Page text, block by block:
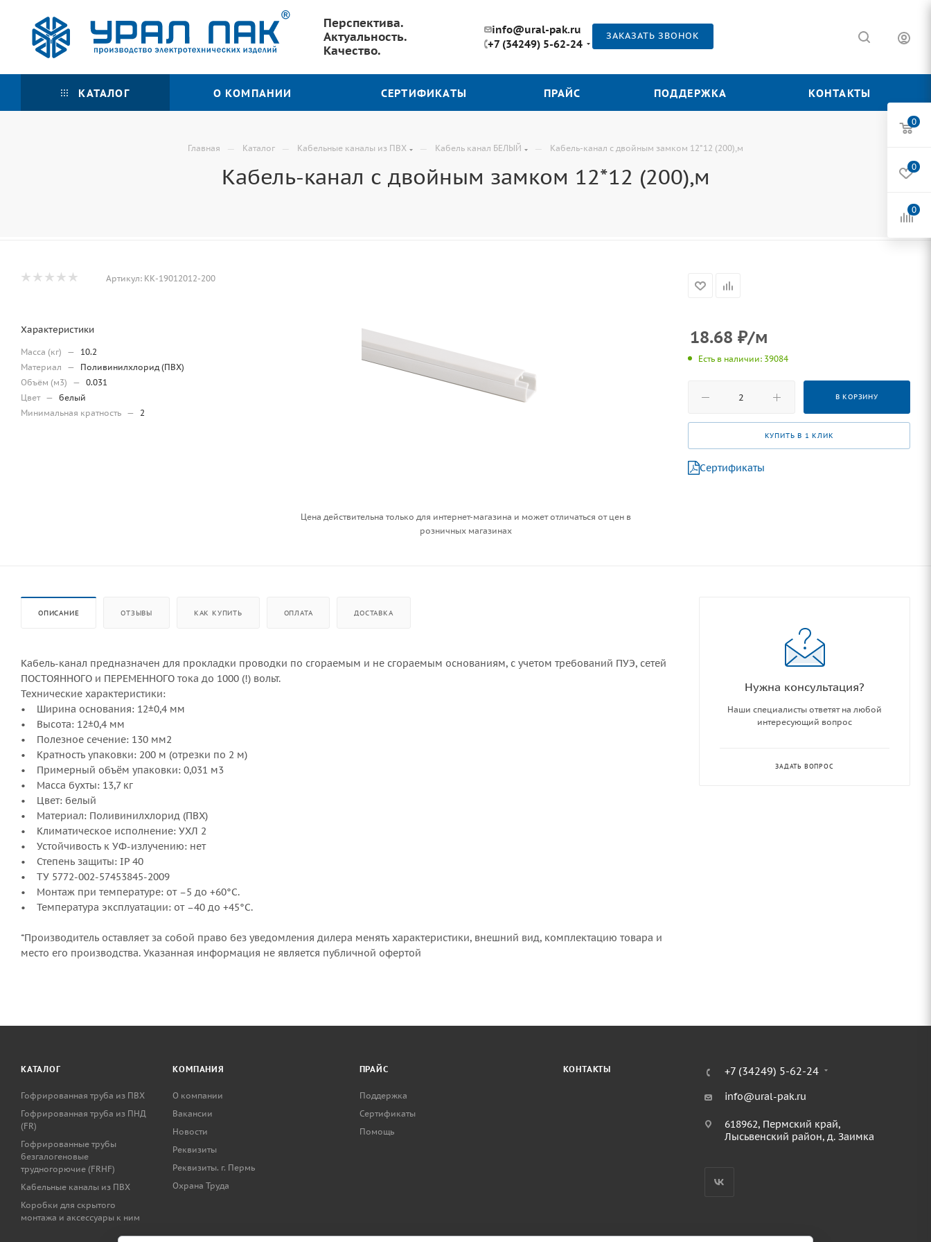
Перспектива.
Актуальность.
Качество.
info@ural-pak.ru
+7 (34249) 5-62-24
ЗАКАЗАТЬ ЗВОНОК
КАТАЛОГ О КОМПАНИИ СЕРТИФИКАТЫ ПРАЙС ПОДДЕРЖКА КОНТАКТЫ
Главная — Каталог — Кабельные каналы из ПВХ — Кабель канал БЕЛЫЙ — Кабель-канал с двойным замком 12*12 (200),м
Кабель-канал с двойным замком 12*12 (200),м
Цена действительна только для интернет-магазина и может отличаться от цен в
розничных магазинах
Артикул: КК-19012012-200
Характеристики
Масса (кг) —
10.2
Материал
—
Поливинилхлорид (ПВХ)
Объём (м3)
— 0.031
Цвет — белый
Минимальная кратность — 2
18.68 ₽/м
Есть в наличии: 39084
В КОРЗИНУ
КУПИТЬ В 1 КЛИК
Сертификаты
ОПИСАНИЕ ОТЗЫВЫ КАК КУПИТЬ ОПЛАТА ДОСТАВКА
Кабель-канал предназначен для прокладки проводки по сгораемым и не сгораемым основаниям, с учетом требований ПУЭ, сетей
ПОСТОЯННОГО и ПЕРЕМЕННОГО тока до 1000 (!) вольт.
Технические характеристики:
• Ширина основания: 12±0,4 мм
• Высота: 12±0,4 мм
• Полезное сечение: 130 мм2
• Кратность упаковки: 200 м (отрезки по 2 м)
• Примерный объём упаковки: 0,031 м3
• Масса бухты: 13,7 кг
• Цвет: белый
• Материал: Поливинилхлорид (ПВХ)
• Климатическое исполнение: УХЛ 2
• Устойчивость к УФ-излучению: нет
• Степень защиты: IP 40
• ТУ 5772-002-57453845-2009
• Монтаж при температуре: от –5 до +60°С.
• Температура эксплуатации: от –40 до +45°С.
*Производитель оставляет за собой право без уведомления дилера менять характеристики, внешний вид, комплектацию товара и
место его производства. Указанная информация не является публичной офертой
Нужна консультация?
Наши специалисты ответят на любой
интересующий вопрос
ЗАДАТЬ ВОПРОС
КАТАЛОГ
Гофрированная труба из ПВХ
Гофрированная труба из ПНД
(FR)
Гофрированные трубы
безгалогеновые
трудногорючие (FRHF)
Кабельные каналы из ПВХ
Коробки для скрытого
монтажа и аксессуары к ним
КОМПАНИЯ
О компании
Вакансии
Новости
Реквизиты
Реквизиты. г. Пермь
Охрана Труда
ПРАЙС
Поддержка
Сертификаты
Помощь
КОНТАКТЫ +7 (34249) 5-62-24
info@ural-pak.ru
618962, Пермский край,
Лысьвенский район, д. Заимка
0
0
0